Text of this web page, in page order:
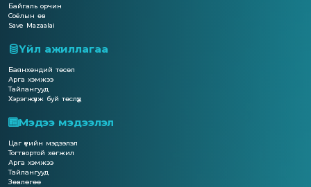
Байгаль орчин
Соёлын өв
Save Mazaalai
Үйл ажиллагаа
Баянхөндий төсөл
Арга хэмжээ
Тайлангууд
Хэрэгжүүлж буй төслүүд
Мэдээ мэдээлэл
Цаг үеийн мэдээлэл
Тогтвортой хөгжил
Арга хэмжээ
Тайлангууд
Зөвлөгөө